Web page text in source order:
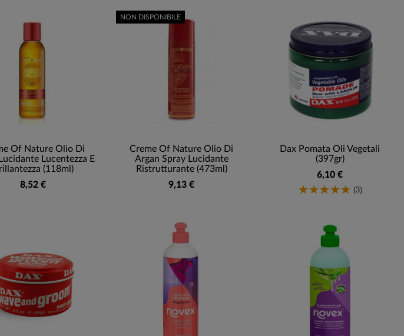
Of Nature Olio Di
Lucentezza E
(118ml)
8,52 €
Creme Of Nature Olio Di
Argan Spray Lucidante
Ristrutturante (473ml)
9,13 €
NON DISPONIBILE
Dax Pomata Oli Vegetali
(397gr)
6,10 €
(3)